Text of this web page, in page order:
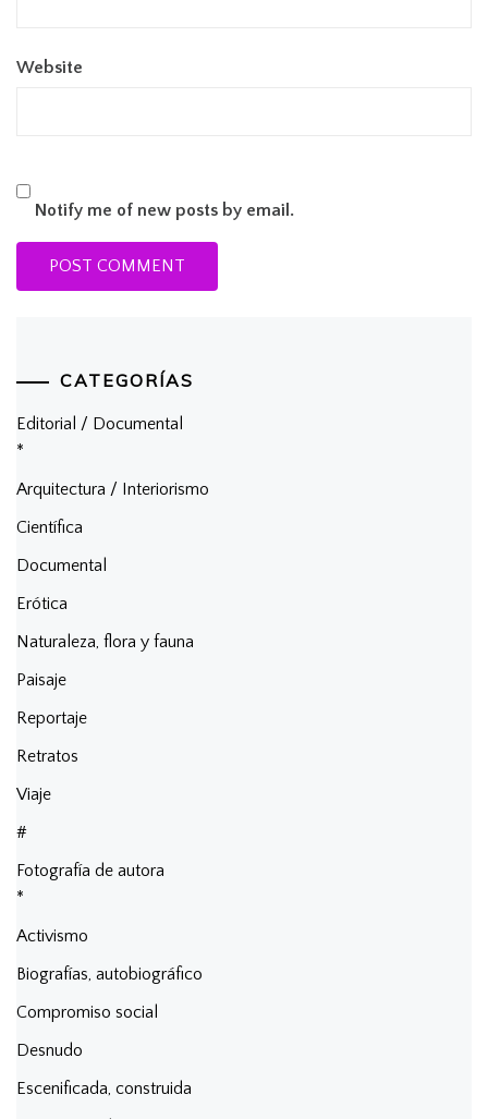
Website
Notify me of new posts by email.
CATEGORÍAS
Editorial / Documental
*
Arquitectura / Interiorismo
Científica
Documental
Erótica
Naturaleza, flora y fauna
Paisaje
Reportaje
Retratos
Viaje
#
Fotografía de autora
*
Activismo
Biografías, autobiográfico
Compromiso social
Desnudo
Escenificada, construida